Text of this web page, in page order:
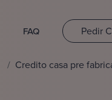
FAQ Pedir
Credito casa pre